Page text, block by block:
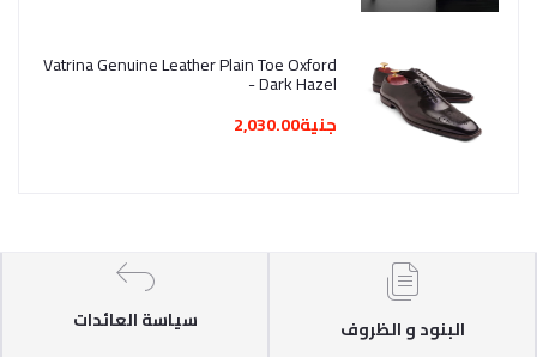
Vatrina Genuine Leather Plain Toe Oxford
- Dark Hazel
جنية2,030.00
البنود و الظروف سياسة العائدات